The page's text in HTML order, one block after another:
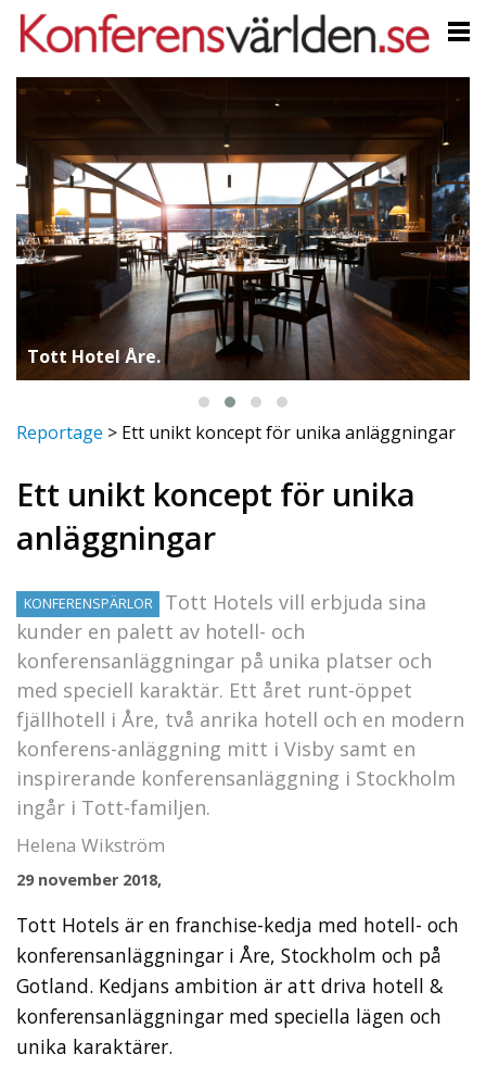
Tott Hotel Åre.
Reportage > Ett unikt koncept för unika anläggningar
Ett unikt koncept för unika
anläggningar
KONFERENSPÄRLOR
Tott Hotels vill erbjuda sina
kunder en palett av hotell- och
konferensanläggningar på unika platser och
med speciell karaktär. Ett året runt-öppet
fjällhotell i Åre, två anrika hotell och en modern
konferens-anläggning mitt i Visby samt en
inspirerande konferensanläggning i Stockholm
ingår i Tott-familjen.
Helena Wikström
29 november 2018,
Tott Hotels är en franchise-kedja med hotell- och
konferensanläggningar i Åre, Stockholm och på
Gotland. Kedjans ambition är att driva hotell &
konferensanläggningar med speciella lägen och
unika karaktärer.